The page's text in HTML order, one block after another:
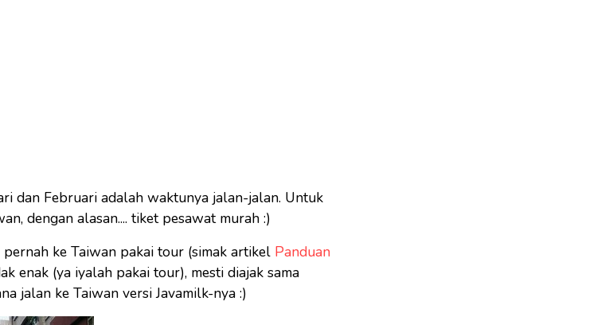
dan Februari adalah waktunya jalan-jalan. Untuk
dengan alasan.... tiket pesawat murah :)
ke Taiwan pakai tour (simak artikel Panduan
enak (ya iyalah pakai tour), mesti diajak sama
jalan ke Taiwan versi Javamilk-nya :)